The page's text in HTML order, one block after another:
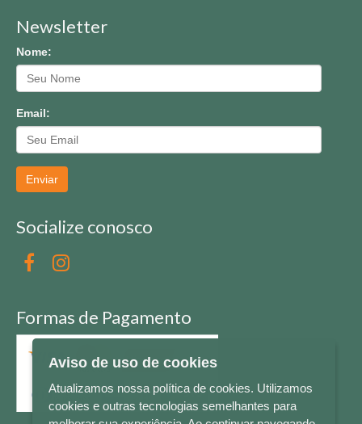
Newsletter
Nome:
Email:
Enviar
Socialize conosco
Formas de Pagamento
Aviso de uso de cookies
Atualizamos nossa política de cookies. Utilizamos
cookies e outras tecnologias semelhantes para